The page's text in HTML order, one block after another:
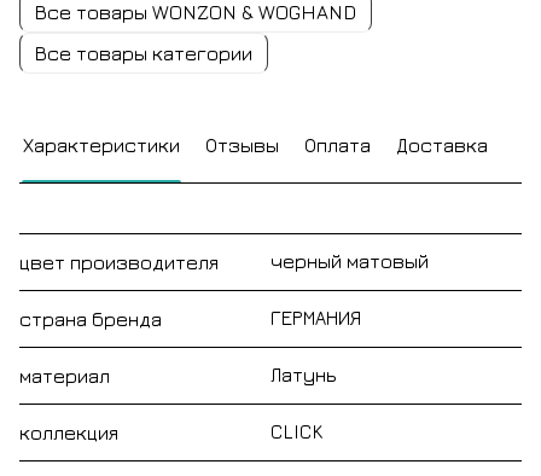
Все товары WONZON & WOGHAND
Все товары категории
Характеристики Отзывы Оплата Доставка
цвет производителя черный матовый
страна бренда ГЕРМАНИЯ
материал Латунь
коллекция CLICK